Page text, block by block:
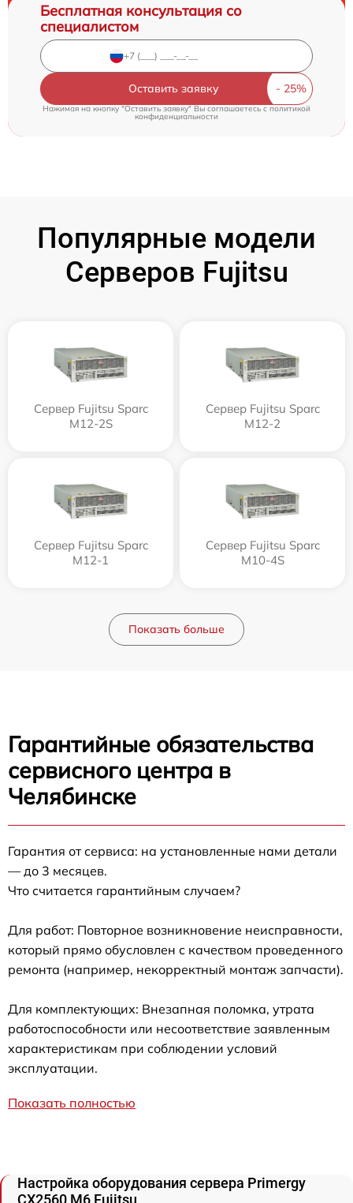
Бесплатная консультация со
специалистом
Оставить заявку
Нажимая на кнопку "Оставить заявку" Вы соглашаетесь cполитикой
конфиденциальности
Популярные модели
Серверов Fujitsu
Сервер Fujitsu Sparc
M12-2S
Сервер Fujitsu Sparc
M12-2
Сервер Fujitsu Sparc
M12-1
Сервер Fujitsu Sparc
M10-4S
Показать больше
Гарантийные обязательства
сервисного центра в
Челябинске
Гарантия от сервиса: на установленные нами детали
— до 3 месяцев.
Что считается гарантийным случаем?
Для работ: Повторное возникновение неисправности,
который прямо обусловлен с качеством проведенного
ремонта (например, некорректный монтаж запчасти).
Для комплектующих: Внезапная поломка, утрата
работоспособности или несоответствие заявленным
характеристикам при соблюдении условий
эксплуатации.
Показать полностью
Настройка оборудования сервера Primergy
CX2560 M6 Fujitsu